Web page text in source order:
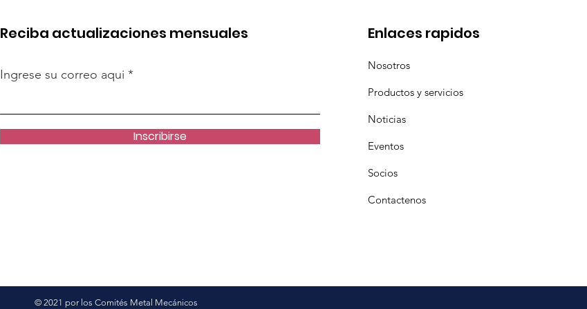
Reciba actualizaciones mensuales
Ingrese su correo aqui
Inscribirse
Enlaces rapidos
Nosotros
Productos y servicios
Noticias
Eventos
Socios
Contactenos
© 2021 por los Comités Metal Mecánicos